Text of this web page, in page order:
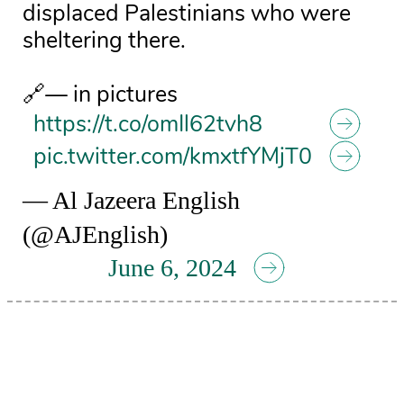
displaced Palestinians who were
sheltering there.
🔗— in pictures
https://t.co/omIl62tvh8
pic.twitter.com/kmxtfYMjT0
— Al Jazeera English
(@AJEnglish)
June 6, 2024